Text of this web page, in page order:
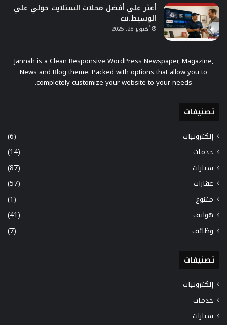
أعثر علي أفضل محلات الستلايت حولي علي
الوسيط.نت
أكتوبر 28, 2025
Jannah is a Clean Responsive WordPress Newspaper, Magazine,
News and Blog theme. Packed with options that allow you to
completely customize your website to your needs.
تصنيفات
إلكترونيات
(6)
خدمات
(14)
سيارات
(87)
عقارات
(57)
متنوع
(1)
هواتف
(41)
وظائف
(7)
تصنيفات
إلكترونيات
خدمات
سيارات